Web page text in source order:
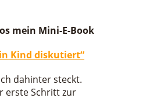
mein Mini-E-Book
Kind diskutiert“
dahinter steckt.
erste Schritt zur